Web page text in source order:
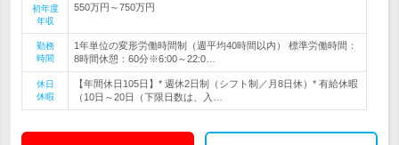
初年度
年収
550万円～750万円
勤務
時間
1年単位の変形労働時間制（週平均40時間以内） 標準労働時間：
8時間休憩：60分※6:00～22:0…
休日
休暇
【年間休日105日】* 週休2日制（シフト制／月8日休）* 有給休暇
（10日～20日（下限日数は、入…